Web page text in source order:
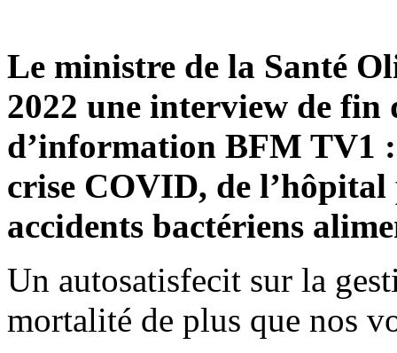
Le ministre de la Santé
2022 une interview de fin
d’information BFM TV1
crise COVID, de l’hôpital
accidents bactériens
Un autosatisfecit sur la
mortalité de plus que nos